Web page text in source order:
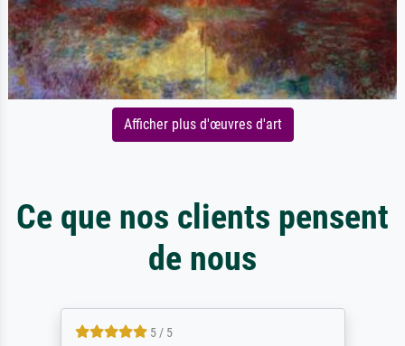
Afficher plus d'œuvres d'art
Ce que nos clients pensent
de nous
5 / 5